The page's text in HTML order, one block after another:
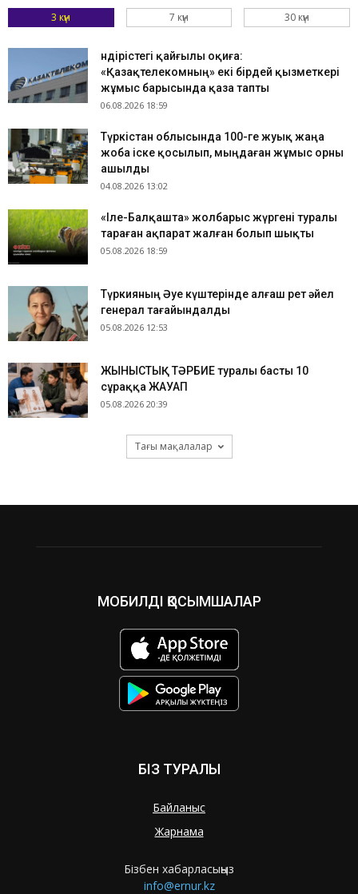
3 күн 7 күн 30 күн
Өндірістегі қайғылы оқиға:
«Қазақтелекомның» екі бірдей қызметкері
жұмыс барысында қаза тапты
06.08.2026 18:59
Түркістан облысында 100-ге жуық жаңа
жоба іске қосылып, мыңдаған жұмыс орны
ашылды
04.08.2026 13:02
«Іле-Балқашта» жолбарыс жүргені туралы
тараған ақпарат жалған болып шықты
05.08.2026 18:59
Түркияның Әуе күштерінде алғаш рет әйел
генерал тағайындалды
05.08.2026 12:53
ЖЫНЫСТЫҚ ТӘРБИЕ туралы басты 10
сұраққа ЖАУАП
05.08.2026 20:39
Тағы мақалалар
МОБИЛДІ ҚОСЫМШАЛАР
БІЗ ТУРАЛЫ
Байланыс
Жарнама
Бізбен хабарласыңыз
info@ernur.kz